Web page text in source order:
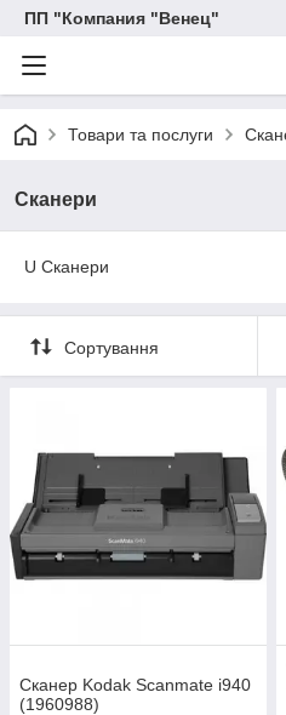
ПП "Компания "Венец"
Товари та послуги
Сканери
U Сканери
Сортування
Сканер Kodak Scanmate i940
(1960988)